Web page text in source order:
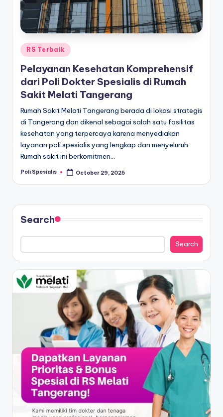
Posted
in
RS Terbaik
Pelayanan Kesehatan Komprehensif
dari Poli Dokter Spesialis di Rumah
Sakit Melati Tangerang
Rumah Sakit Melati Tangerang berada di lokasi strategis
di Tangerang dan dikenal sebagai salah satu fasilitas
kesehatan yang terpercaya karena menyediakan
layanan poli spesialis yang lengkap dan menyeluruh.
Rumah sakit ini berkomitmen…
Posted
Poli Spesialis October 29, 2025
Search
Search